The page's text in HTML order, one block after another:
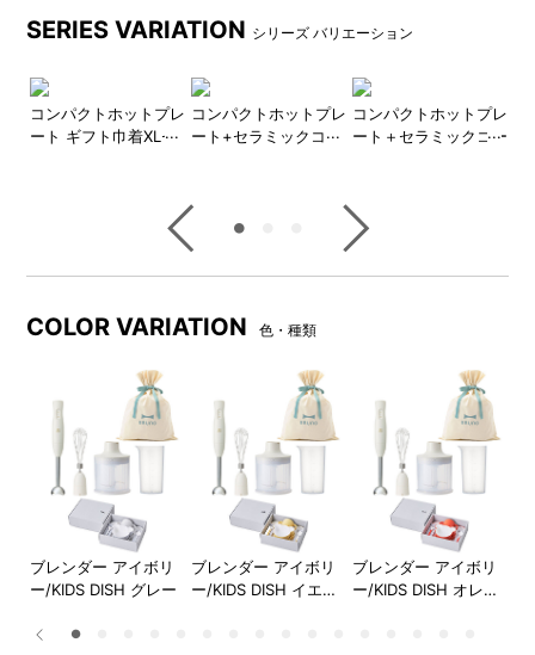
●マルチスティックブレンダー2
付属のチョッパーボトルとブ
レンダーカップは電子レンジ
対応。下ごしらえからそのま
ま加熱調理も。
ブレンダ―(つぶす・まぜる)、
チョッパー(刻む・砕く)、ホイ
ッパー(泡立てる)のアタッチメ
ントでお料理がぐんと便利
に！
チョッパーボトルの底のすべ
タとして使えます。
ブレンダースティックはお鍋
SERIES VARIATION シリーズ バリエーション
コンパクトホットプレ
ート ギフト巾着XLセ
コンパクトホットプレ
ート+セラミックコー
コンパクトホットプレ
ート＋セラミックコー
COLOR VARIATION 色・種類
ブレンダー アイボリ
ー/KIDS DISH グレー
ブレンダー アイボリ
ー/KIDS DISH イエロ
ブレンダー アイボリ
ー/KIDS DISH オレン